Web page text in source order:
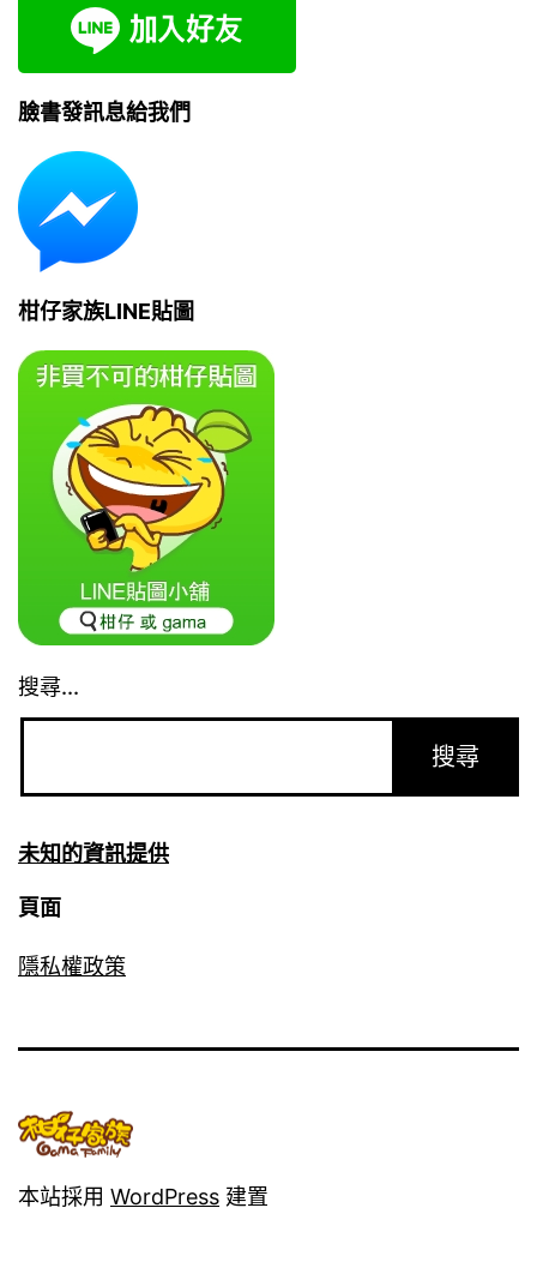
臉書發訊息給我們
柑仔家族LINE貼圖
搜尋...
未知的資訊提供
頁面
隱私權政策
本站採用 WordPress 建置